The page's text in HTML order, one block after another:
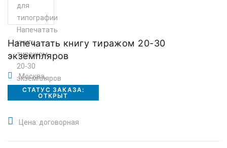
Напечатать книгу тиражом 20-30
экземпляров
Москва,
СТАТУС ЗАКАЗА:
ОТКРЫТ
Цена: договорная